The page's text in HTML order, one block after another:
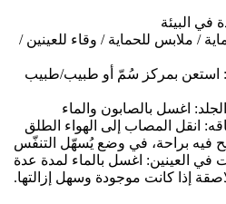
في البيئة
/ ملابس للحماية / وقاء للعينين /
استعن بمركز سُمّ أو طبيب/طبيب
اغسل بالصابون والماء
انقل المصاب إلى الهواء الطلق
فيه براحة، في وضع يُسهّل التنفّس
في العينين: اغسل بالماء لمدة عدة
إذا كانت موجودة وسهل إزالتها.